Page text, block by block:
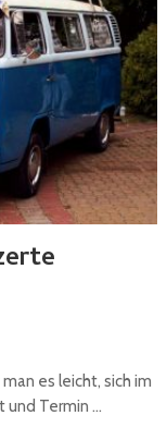
es leicht, sich im
und Termin …